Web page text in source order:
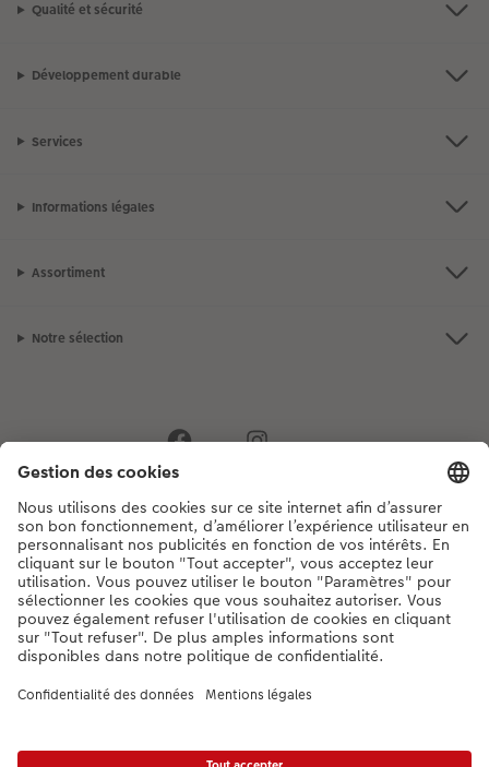
Qualité et sécurité
Développement durable
Services
Informations légales
Assortiment
Notre sélection
Si vous avez des questions concernant nos produits ou votre commande,
n'hésitez pas à nous contacter du lundi au dimanche, de 9h00 à 20h00
(hors jours fériés), au numéro de téléphone044 499 00 12• 7j/7 • de 9h à
20h
DE|FR|IT
* Les PVC incluant la TVA, frais d’expédition supplémentaires (valable également
Protection des données